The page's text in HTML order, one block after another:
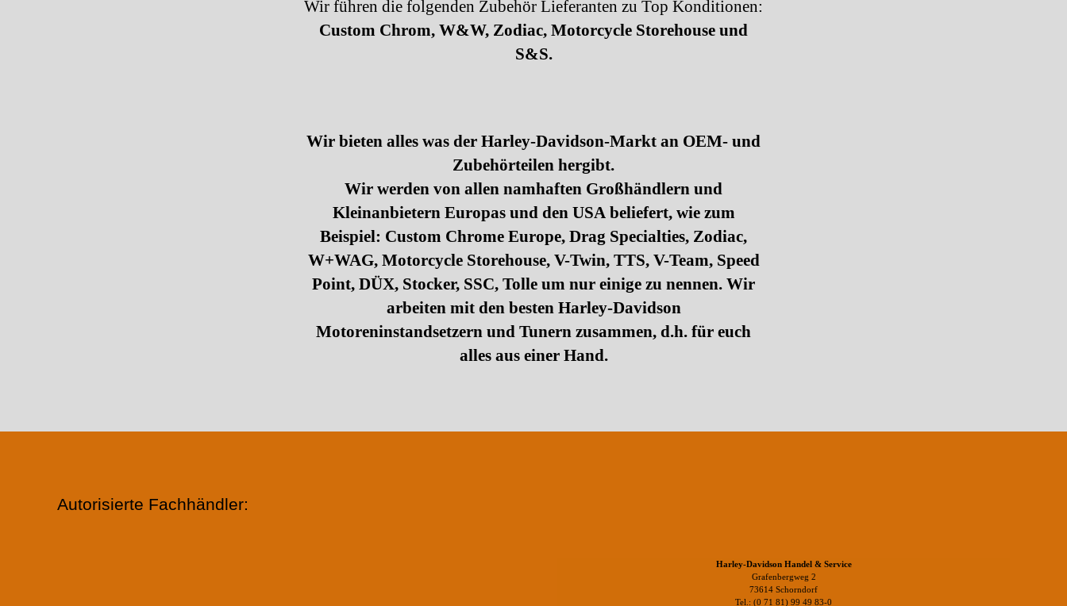
Wir führen die folgenden Zubehör Lieferanten zu Top Konditionen:
Custom Chrom, W&W, Zodiac, Motorcycle Storehouse und
S&S.
Wir bieten alles was der Harley-Davidson-Markt an OEM- und
Zubehörteilen hergibt.
Wir werden von allen namhaften Großhändlern und
Kleinanbietern Europas und den USA beliefert, wie zum
Beispiel: Custom Chrome Europe, Drag Specialties, Zodiac,
W+WAG, Motorcycle Storehouse, V-Twin, TTS, V-Team, Speed
Point, DÜX, Stocker, SSC, Tolle um nur einige zu nennen. Wir
arbeiten mit den besten Harley-Davidson
Motoreninstandsetzern und Tunern zusammen, d.h. für euch
alles aus einer Hand.
Autorisierte Fachhändler:
Harley-Davidson Handel & Service
Grafenbergweg 2
73614 Schorndorf
Tel.: (0 71 81) 99 49 83-0